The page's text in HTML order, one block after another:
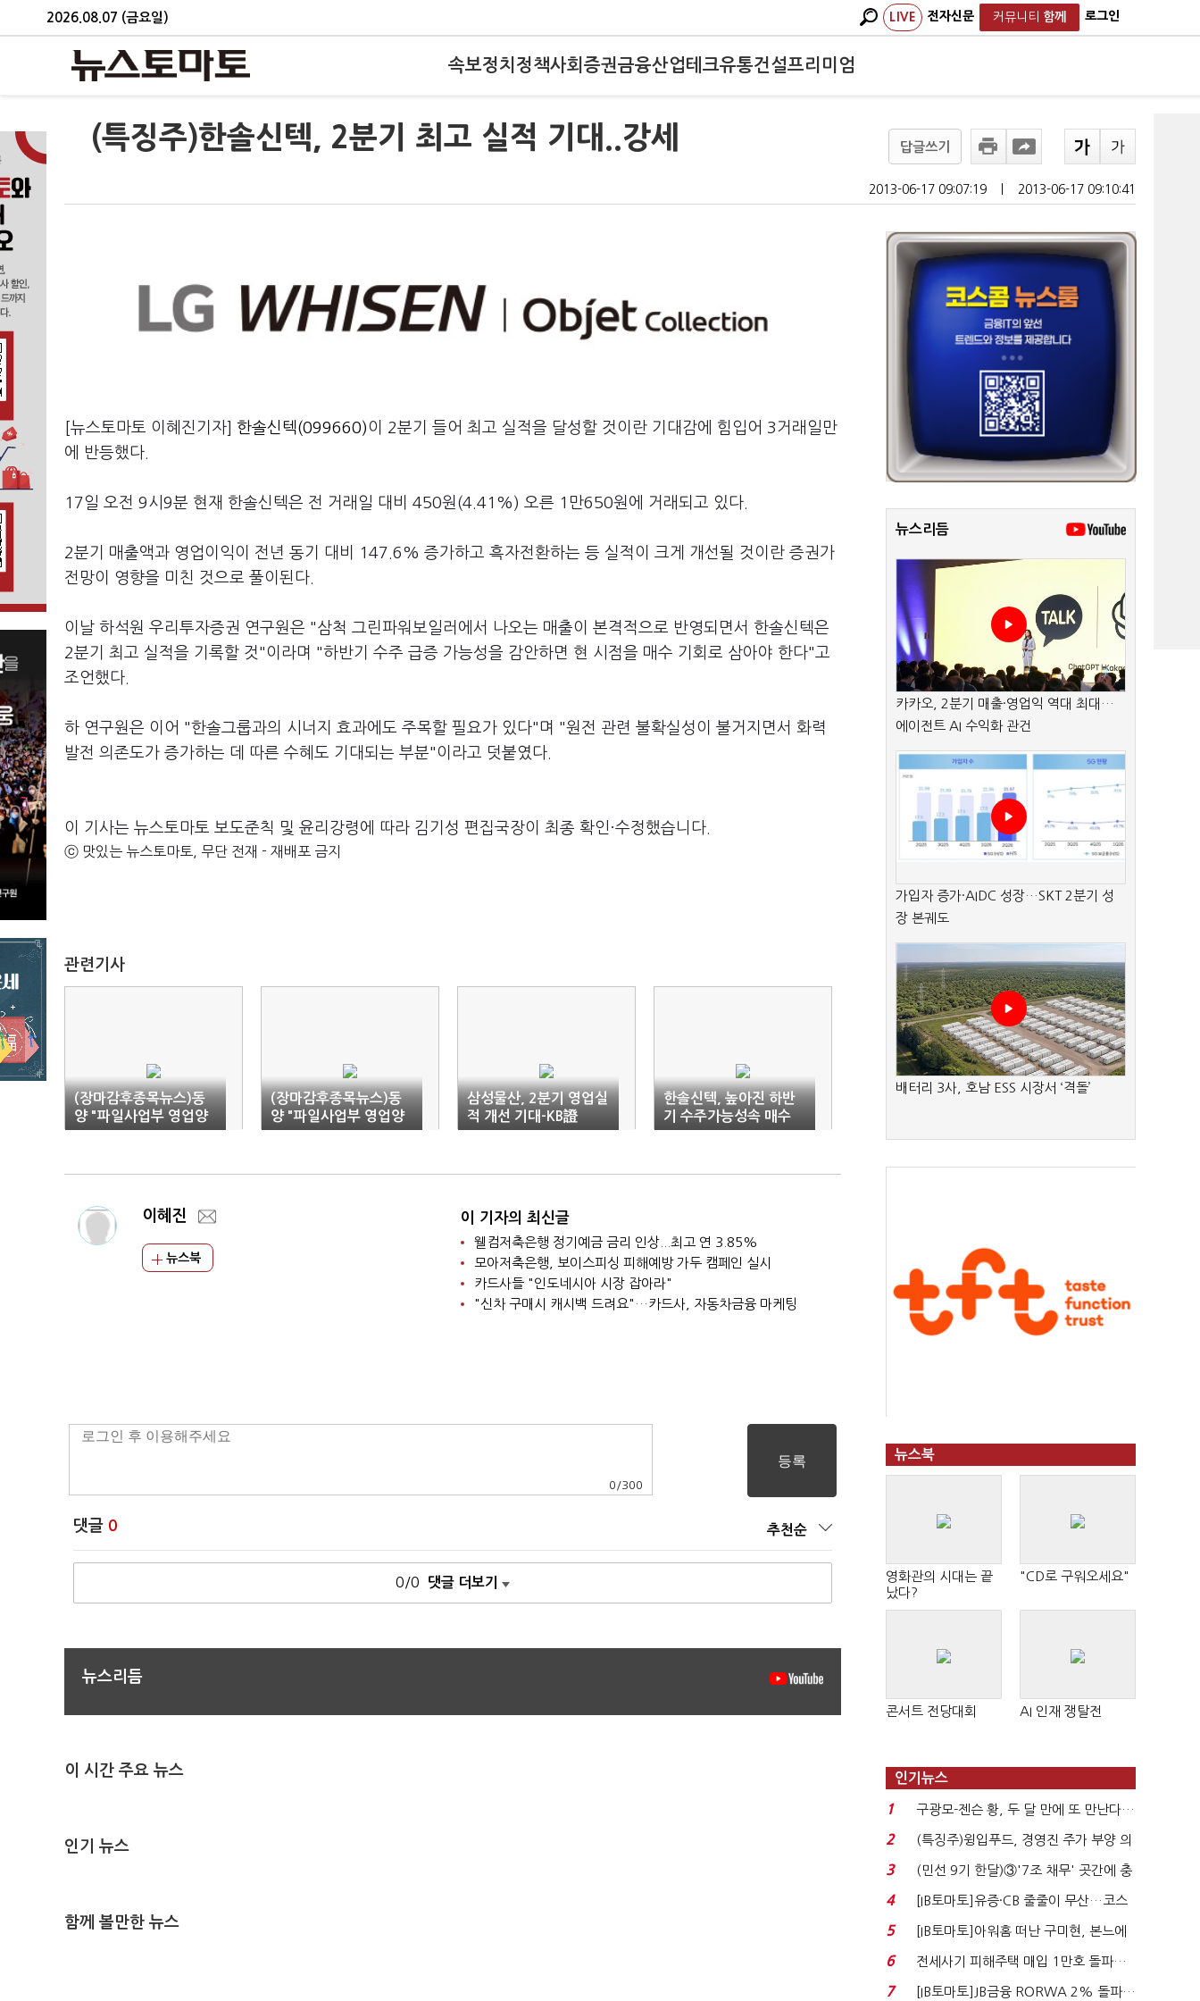
2026.08.07 (금요일) LIVE 전자신문 커뮤니티 함께 로그인
속보정치 정책사회 증권금융산업테크유통건설프리미엄
(특징주)한솔신텍, 2분기 최고 실적 기대..강세 답글쓰기
2013-06-17 09:07:19 2013-06-17 09:10:41
[뉴스토마토 이혜진기자] 한솔신텍(099660)이 2분기 들어 최고 실적을 달성할 것이란 기대감에 힘입어 3거래일만
에 반등했다.
17일 오전 9시9분 현재 한솔신텍은 전 거래일 대비 450원(4.41%) 오른 1만650원에 거래되고 있다.
2분기 매출액과 영업이익이 전년 동기 대비 147.6% 증가하고 흑자전환하는 등 실적이 크게 개선될 것이란 증권가
전망이 영향을 미친 것으로 풀이된다.
이날 하석원 우리투자증권 연구원은 "삼척 그린파워보일러에서 나오는 매출이 본격적으로 반영되면서 한솔신텍은
2분기 최고 실적을 기록할 것"이라며 "하반기 수주 급증 가능성을 감안하면 현 시점을 매수 기회로 삼아야 한다"고
조언했다.
하 연구원은 이어 "한솔그룹과의 시너지 효과에도 주목할 필요가 있다"며 "원전 관련 불확실성이 불거지면서 화력
발전 의존도가 증가하는 데 따른 수혜도 기대되는 부분"이라고 덧붙였다.
이 기사는 뉴스토마토 보도준칙 및 윤리강령에 따라 김기성 편집국장이 최종 확인·수정했습니다.
ⓒ 맛있는 뉴스토마토, 무단 전재 - 재배포 금지
관련기사
(장마감후종목뉴스)동
양 "파일사업부 영업양
도 추진중"
(장마감후종목뉴스)동
양 "파일사업부 영업양
도 추진중"
삼성물산, 2분기 영업실
적 개선 기대-KB證
한솔신텍, 높아진 하반
기 수주가능성속 매수
적기-우리證
이혜진
뉴스북
이 기자의 최신글
웰컴저축은행 정기예금 금리 인상...최고 연 3.85%
모아저축은행, 보이스피싱 피해예방 가두 캠페인 실시
카드사들 "인도네시아 시장 잡아라"
"신차 구매시 캐시백 드려요"…카드사, 자동차금융 마케팅
0 /300
댓글 0 추천순
0/0 댓글 더보기
뉴스리듬
이 시간 주요 뉴스
인기 뉴스
함께 볼만한 뉴스
뉴스리듬
카카오, 2분기 매출·영업익 역대 최대…
에이전트 AI 수익화 관건
가입자 증가·AIDC 성장…SKT 2분기 성
장 본궤도
배터리 3사, 호남 ESS 시장서 ‘격돌’
뉴스북
영화관의 시대는 끝
났다?
"CD로 구워오세요"
콘서트 전당대회 AI 인재 쟁탈전
인기뉴스
1
구광모-젠슨 황, 두 달 만에 또 만난다…
로봇·AI 등 논...
2
(특징주)윙입푸드, 경영진 주가 부양 의
지에 상한가...
3
(민선 9기 한달)③'7조 채무' 곳간에 충
격…추미애, 20년...
4
[IB토마토]유증·CB 줄줄이 무산…코스
닥 벌점 급증에 ...
5
[IB토마토]아워홈 떠난 구미현, 본느에
340억 베팅…가...
6
전세사기 피해주택 매입 1만호 돌파…
누적 피해자 4만2...
7 [IB토마토]JB금융 RORWA 2% 돌파…